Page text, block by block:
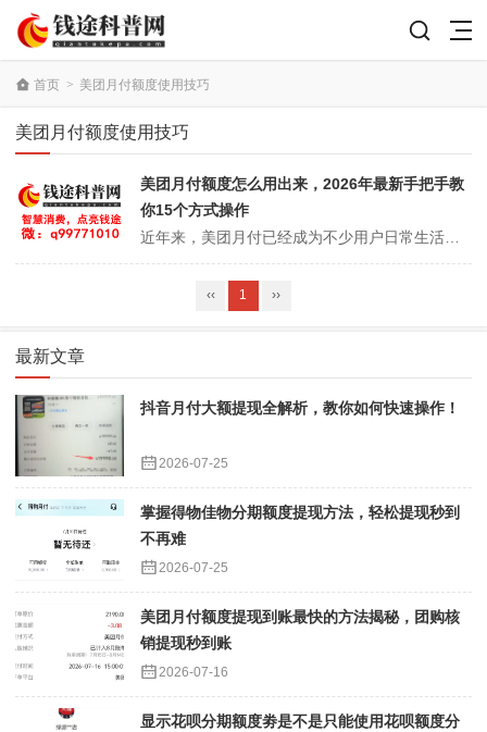
首页 > 美团月付额度使用技巧
美团月付额度使用技巧
美团月付额度怎么用出来，2026年最新手把手教
你15个方式操作
‹‹ 1 ››
最新文章
抖音月付大额提现全解析，教你如何快速操作！
2026-07-25
掌握得物佳物分期额度提现方法，轻松提现秒到
不再难
2026-07-25
美团月付额度提现到账最快的方法揭秘，团购核
销提现秒到账
2026-07-16
显示花呗分期额度劵是不是只能使用花呗额度分